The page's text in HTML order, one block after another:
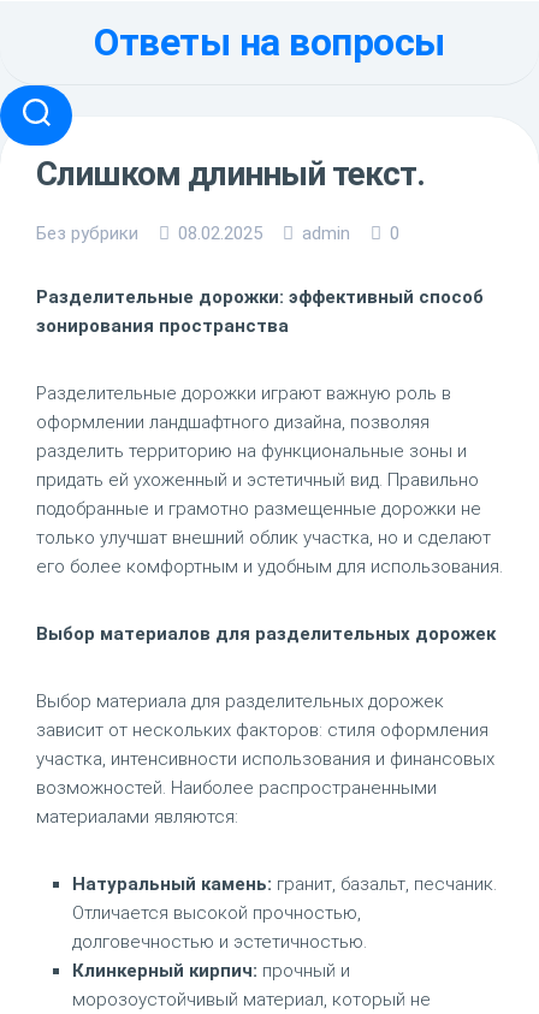
Ответы на вопросы
Слишком длинный текст.
Без рубрики 08.02.2025 admin 0
Разделительные дорожки: эффективный способ
зонирования пространства
Разделительные дорожки играют важную роль в
оформлении ландшафтного дизайна, позволяя
разделить территорию на функциональные зоны и
придать ей ухоженный и эстетичный вид. Правильно
подобранные и грамотно размещенные дорожки не
только улучшат внешний облик участка, но и сделают
его более комфортным и удобным для использования.
Выбор материалов для разделительных дорожек
Выбор материала для разделительных дорожек
зависит от нескольких факторов: стиля оформления
участка, интенсивности использования и финансовых
возможностей. Наиболее распространенными
материалами являются:
Натуральный камень: гранит, базальт, песчаник.
Отличается высокой прочностью,
долговечностью и эстетичностью.
Клинкерный кирпич: прочный и
морозоустойчивый материал, который не